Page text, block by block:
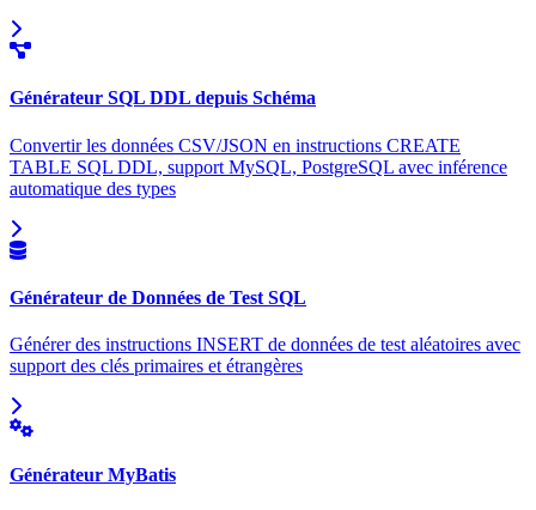
Générateur SQL DDL depuis Schéma
Convertir les données CSV/JSON en instructions CREATE
TABLE SQL DDL, support MySQL, PostgreSQL avec inférence
automatique des types
Générateur de Données de Test SQL
Générer des instructions INSERT de données de test aléatoires avec
support des clés primaires et étrangères
Générateur MyBatis